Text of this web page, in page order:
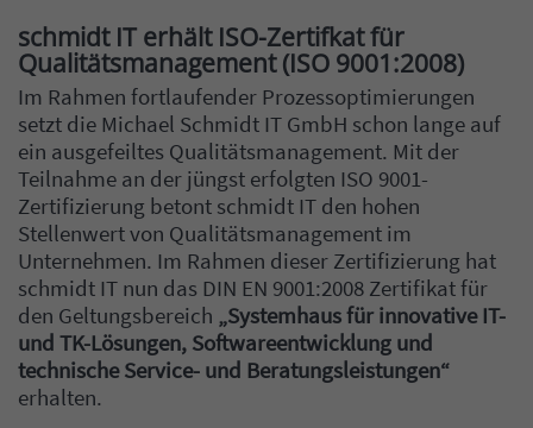
schmidt IT erhält ISO-Zertifkat für
Qualitätsmanagement (ISO 9001:2008)
Im Rahmen fortlaufender Prozessoptimierungen
setzt die Michael Schmidt IT GmbH schon lange auf
ein ausgefeiltes Qualitätsmanagement. Mit der
Teilnahme an der jüngst erfolgten ISO 9001-
Zertifizierung betont schmidt IT den hohen
Stellenwert von Qualitätsmanagement im
Unternehmen. Im Rahmen dieser Zertifizierung hat
schmidt IT nun das DIN EN 9001:2008 Zertifikat für
den Geltungsbereich „Systemhaus für innovative IT-
und TK-Lösungen, Softwareentwicklung und
technische Service- und Beratungsleistungen“
erhalten.